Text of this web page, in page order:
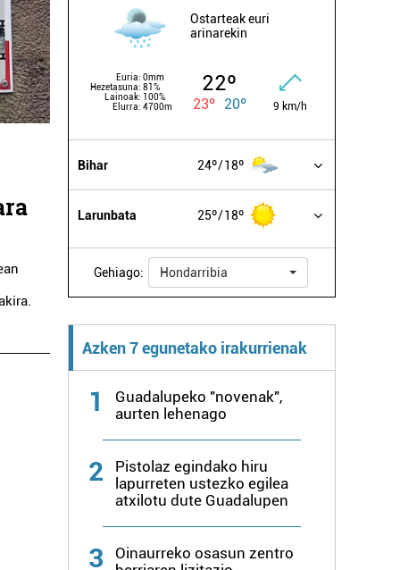
Ostarteak euri
arinarekin
Euria: 0mm
Hezetasuna: 81%
Lainoak: 100%
Elurra: 4700m
22º
23º 20º 9 km/h
Bihar 24º 18º
Larunbata 25º 18º
Gehiago: Hondarribia
Azken 7 egunetako irakurrienak
1
Guadalupeko "novenak",
aurten lehenago
2
Pistolaz egindako hiru
lapurreten ustezko egilea
atxilotu dute Guadalupen
3
Oinaurreko osasun zentro